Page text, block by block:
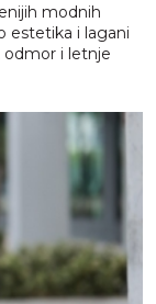
modnih
estetika i lagani
odmor i letnje